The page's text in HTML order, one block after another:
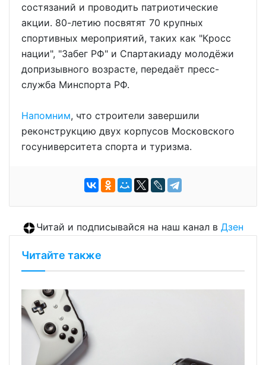
состязаний и проводить патриотические
акции. 80-летию посвятят 70 крупных
спортивных мероприятий, таких как "Кросс
нации", "Забег РФ" и Спартакиаду молодёжи
допризывного возрасте, передаёт пресс-
служба Минспорта РФ.
Напомним, что строители завершили
реконструкцию двух корпусов Московского
госуниверситета спорта и туризма.
Читай и подписывайся на наш канал в Дзен
Читайте также